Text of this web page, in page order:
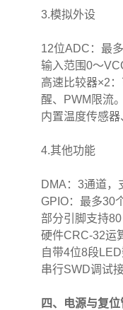
3.模拟外设
12位ADC：最
输入范围0～
高速比较器×2
醒、PWM限流。
内置温度传感器
4.其他功能
DMA：3通道，
GPIO：最多30
部分引脚支持80
硬件CRC-32运
自带4位8段LED
串行SWD调试接
四、电源与复位